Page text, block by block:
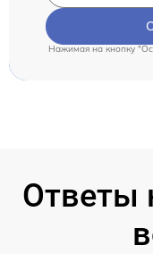
Нажимая на кнопку
Ответы